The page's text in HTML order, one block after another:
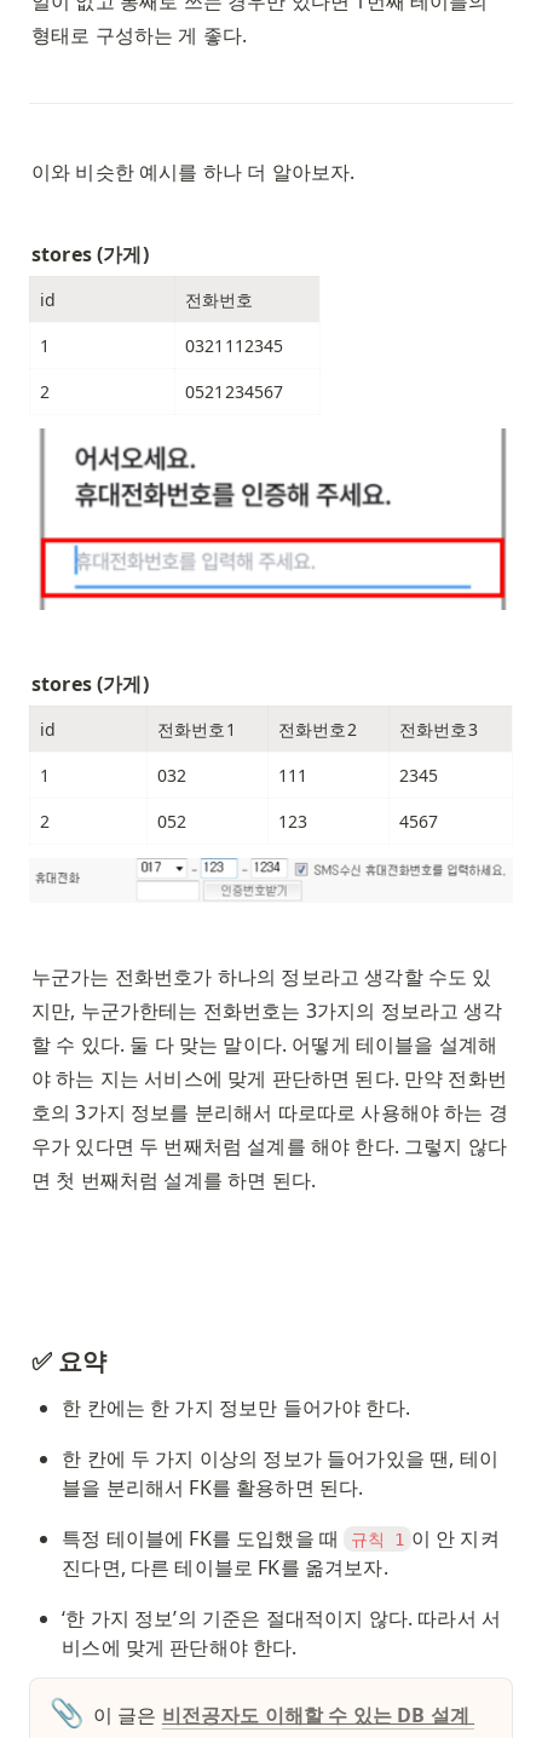
형태로 구성하는 게 좋다.
이와 비슷한 예시를 하나 더 알아보자.
stores (가게)
id
전화번호
1
0321112345
2
0521234567
stores (가게)
id 전화번호1 전화번호2
전화번호3
1
032 111
2345
2
052 123 4567
누군가는 전화번호가 하나의 정보라고 생각할 수도 있
지만, 누군가한테는 전화번호는 3가지의 정보라고 생각
할 수 있다. 둘 다 맞는 말이다. 어떻게 테이블을 설계해
야 하는 지는 서비스에 맞게 판단하면 된다. 만약 전화번
호의 3가지 정보를 분리해서 따로따로 사용해야 하는 경
우가 있다면 두 번째처럼 설계를 해야 한다. 그렇지 않다
면 첫 번째처럼 설계를 하면 된다.
✅ 요약
한 칸에는 한 가지 정보만 들어가야 한다.
한 칸에 두 가지 이상의 정보가 들어가있을 땐, 테이
블을 분리해서 FK를 활용하면 된다.
특정 테이블에 FK를 도입했을 때
규칙 1 이 안 지켜
진다면, 다른 테이블로 FK를 옮겨보자.
‘한 가지 정보’의 기준은 절대적이지 않다. 따라서 서
비스에 맞게 판단해야 한다.
📎 이 글은 비전공자도 이해할 수 있는 DB 설계